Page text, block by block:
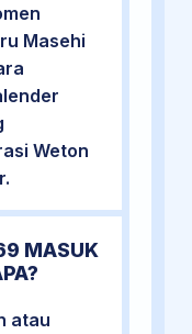
Masehi
Weton
MASUK
atau